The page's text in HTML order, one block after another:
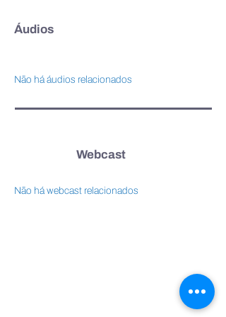
Áudios
Não há áudios relacionados
Webcast
Não há webcast relacionados